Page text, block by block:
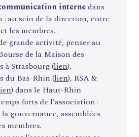
internedans
: au sein de la direction, entre
les membres.
grande activité, penser au
de la Maison des
à Strasbourg (lien),
du Bas-Rhin (lien), RSA &
) dans le Haut-Rhin
forts de l’association :
gouvernance, assemblées
membres.